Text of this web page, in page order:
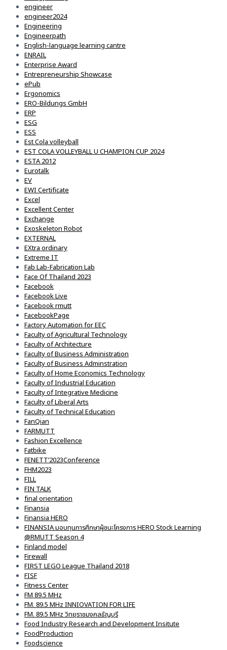
engineer
engineer2024
Engineering
Engineerpath
English-language learning cantre
ENRAIL
Enterprise Award
Entrepreneurship Showcase
ePub
Ergonomics
ERO-Bildungs GmbH
ERP
ESG
ESS
Est Cola volleyball
EST COLA VOLLEYBALL U CHAMPION CUP 2024
ESTA 2012
Eurotalk
EV
EWI Certificate
Excel
Excellent Center
Exchange
Exoskeleton Robot
EXTERNAL
EXtra ordinary
Extreme IT
Fab Lab-Fabrication Lab
Face Of Thailand 2023
Facebook
Facebook Live
Facebook rmutt
FacebookPage
Factory Automation for EEC
Faculty of Agricultural Technology
Faculty of Architecture
Faculty of Business Administration
Faculty of Business Adminstration
Faculty of Home Economics Technology
Faculty of Industrial Education
Faculty of Integrative Medicine
Faculty of Liberal Arts
Faculty of Technical Education
FanQian
FARMUTT
Fashion Excellence
Fatbike
FENETT’2023Conference
FHM2023
FILL
FIN TALK
final orientation
Finansia
Finansia HERO
FINANSIA มอบทุนการศึกษาผู้ชนะโครงการ HERO Stock Learning
@RMUTT Season 4
Finland model
Firewall
FIRST LEGO League Thailand 2018
FISF
Fitness Center
FM 89.5 MHz
FM. 89.5 MHz INNIOVATION FOR LIFE
FM. 89.5 MHz วิทยุราชมงคลธัญบุรี
Food Industry Research and Development Insitute
FoodProduction
Foodscience